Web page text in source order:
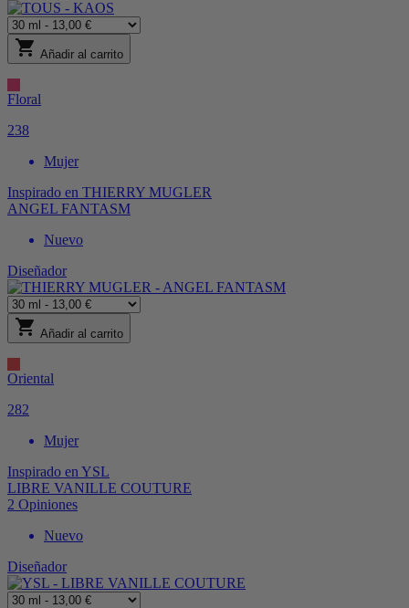
shopping_cart Añadir al carrito
Floral
238
Mujer
Inspirado en THIERRY MUGLER
ANGEL FANTASM
Nuevo
Diseñador
shopping_cart Añadir al carrito
Oriental
282
Mujer
Inspirado en YSL
LIBRE VANILLE COUTURE
2 Opiniones
Nuevo
Diseñador